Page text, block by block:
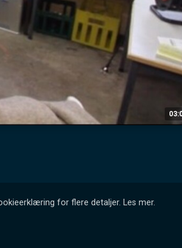
for flere detaljer. Les mer.